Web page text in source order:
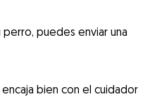
puedes enviar una
bien con el cuidador